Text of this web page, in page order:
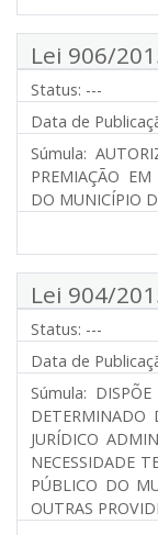
Lei 906/
Status: ---
Data de
Súmula:
PREMIAÇÃO
DO MUNICÍPIO
Lei 904/
Status: ---
Data de
Súmula:
DETERMINADO
JURÍDICO
NECESSIDADE
PÚBLICO DO
OUTRAS